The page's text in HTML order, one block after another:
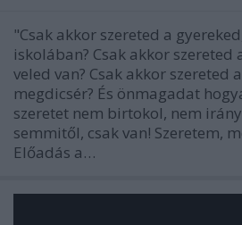
"Csak akkor szereted a
iskolában? Csak akkor
veled van? Csak akkor szereted
megdicsér? És önmagadat
szeretet nem birtokol, nem
semmitől, csak van! Szeretem,
Előadás a…